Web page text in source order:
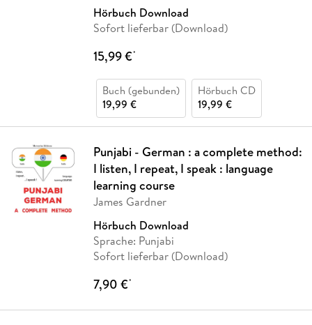
Hörbuch Download
Sofort lieferbar (Download)
15,99 €*
Buch (gebunden)
19,99 €
Hörbuch CD
19,99 €
Punjabi - German : a complete method:
I listen, I repeat, I speak : language
learning course
James Gardner
Hörbuch Download
Sprache: Punjabi
Sofort lieferbar (Download)
7,90 €*